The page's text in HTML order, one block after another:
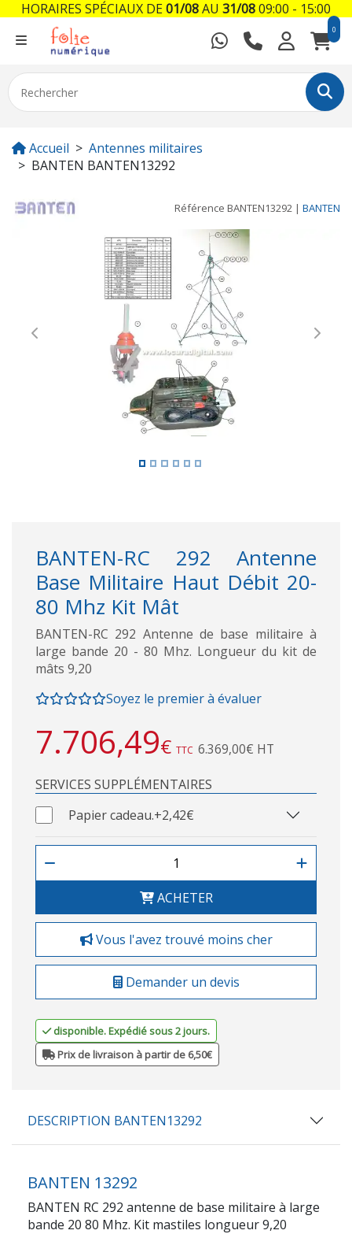
0
Accueil
Antennes militaires
BANTEN BANTEN13292
Référence BANTEN13292 | BANTEN
Previous Next
BANTEN-RC 292 Antenne
Base Militaire Haut Débit 20-
80 Mhz Kit Mât
BANTEN-RC 292 Antenne de base militaire à
large bande 20 - 80 Mhz. Longueur du kit de
mâts 9,20
Soyez le premier à évaluer
7.706,49€ TTC 6.369,00€ HT
SERVICES SUPPLÉMENTAIRES
Papier cadeau.+2,42€
ACHETER
Vous l'avez trouvé moins cher
Demander un devis
disponible. Expédié sous 2 jours.
Prix de livraison à partir de 6,50€
DESCRIPTION BANTEN13292
BANTEN 13292
BANTEN RC 292 antenne de base militaire à large
bande 20 80 Mhz. Kit mastiles longueur 9,20
HORAIRES SPÉCIAUX DE01/08AU 31/0809:00 - 15:00